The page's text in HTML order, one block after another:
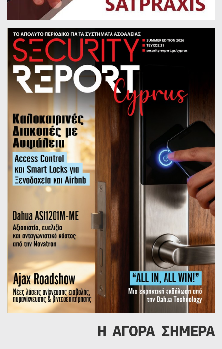
Η ΑΓΟΡΑ ΣΗΜΕΡΑ